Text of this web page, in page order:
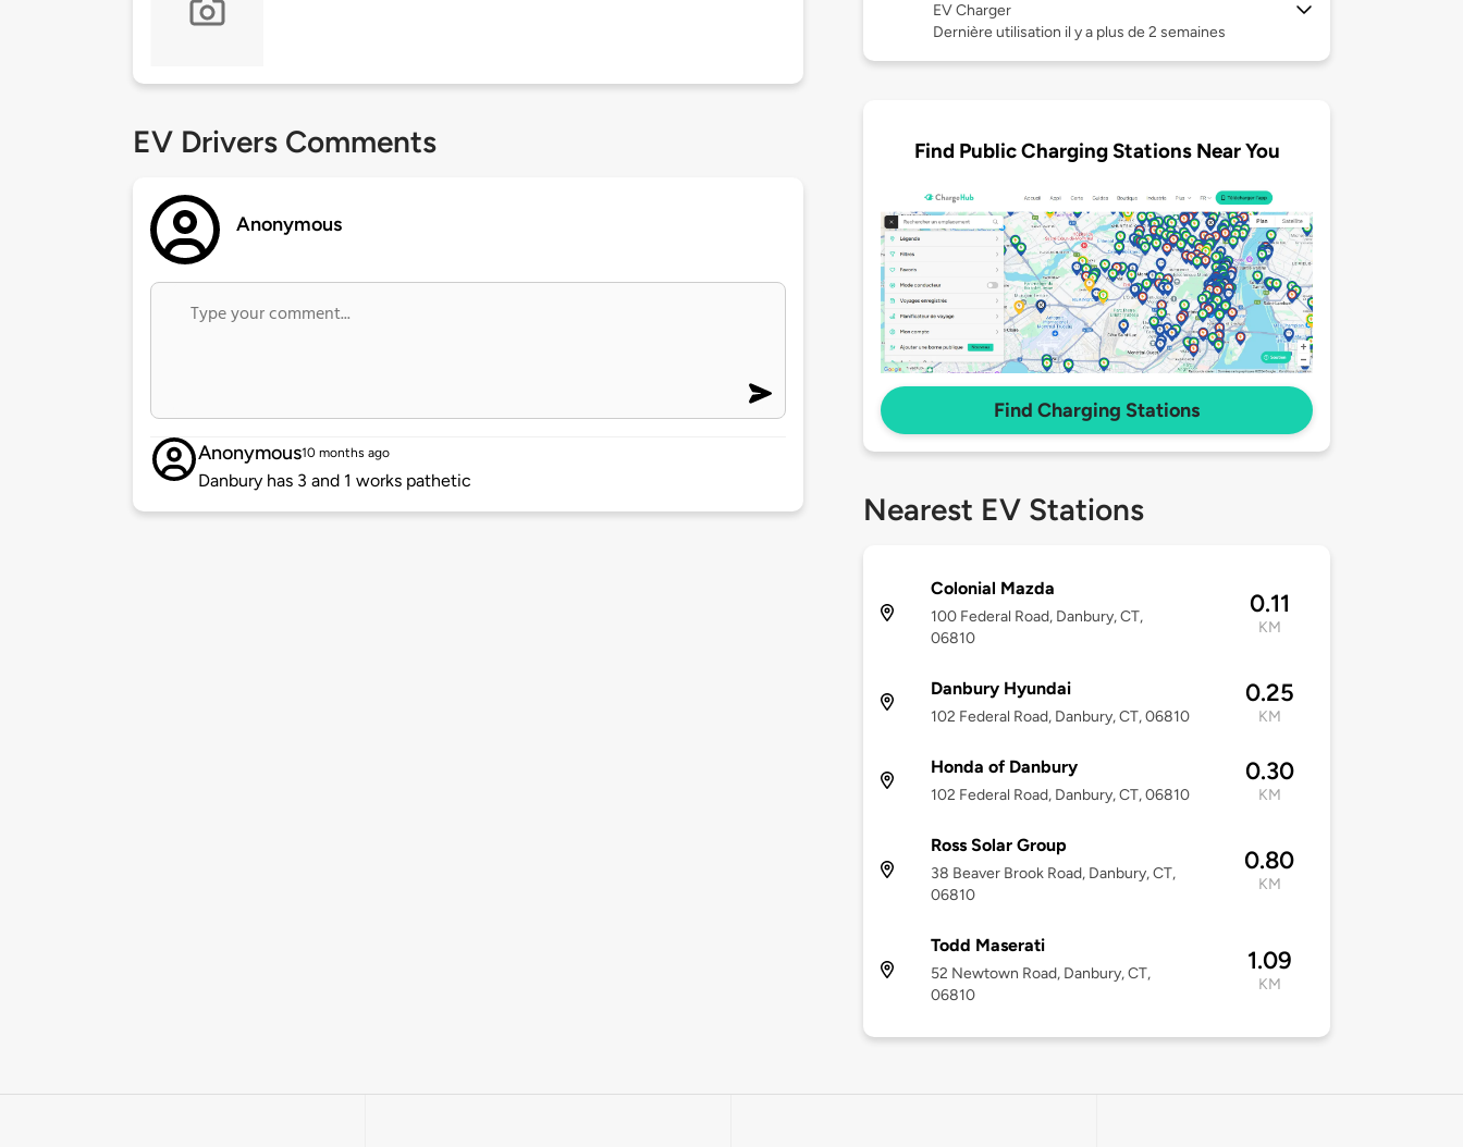
EV Drivers Comments
Anonymous
Anonymous10 months ago
Danbury has 3 and 1 works pathetic
EV Charger
Dernière utilisation il y a plus de 2 semaines
Find Public Charging Stations Near You
Find Charging Stations
Nearest EV Stations
Colonial Mazda
100 Federal Road, Danbury, CT,
06810
0.11
KM
Danbury Hyundai
102 Federal Road, Danbury, CT, 06810
0.25
KM
Honda of Danbury
102 Federal Road, Danbury, CT, 06810
0.30
KM
Ross Solar Group
38 Beaver Brook Road, Danbury, CT,
06810
0.80
KM
Todd Maserati
52 Newtown Road, Danbury, CT,
06810
1.09
KM